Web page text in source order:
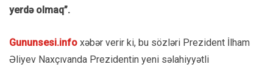
yerdə olmaq”.
Gununsesi.info xəbər verir ki, bu sözləri Prezident İlham
Əliyev Naxçıvanda Prezidentin yeni səlahiyyətli